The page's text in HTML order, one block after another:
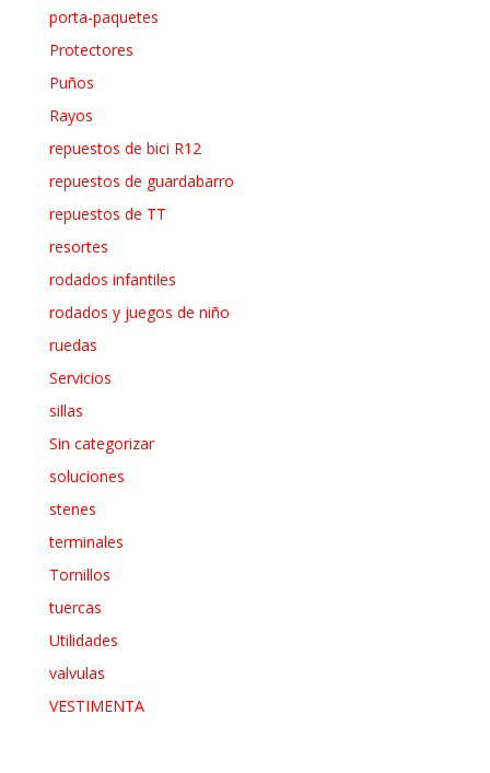
porta-paquetes
Protectores
Puños
Rayos
repuestos de bici R12
repuestos de guardabarro
repuestos de TT
resortes
rodados infantiles
rodados y juegos de niño
ruedas
Servicios
sillas
Sin categorizar
soluciones
stenes
terminales
Tornillos
tuercas
Utilidades
valvulas
VESTIMENTA